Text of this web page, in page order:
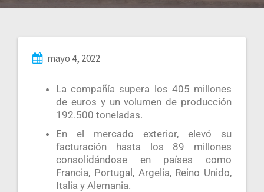
mayo 4, 2022
La compañía supera los 405 millones
de euros y un volumen de producción
192.500 toneladas.
En el mercado exterior, elevó su
facturación hasta los 89 millones
consolidándose en países como
Francia, Portugal, Argelia, Reino Unido,
Italia y Alemania.